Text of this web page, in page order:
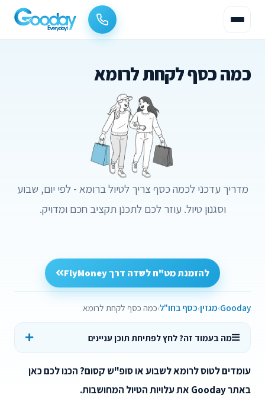
כמה כסף לקחת לרומא
מדריך עדכני לכמה כסף צריך לטיול ברומא - לפי יום, שבוע
וסגנון טיול. עוזר לכם לתכנן תקציב חכם ומדויק.
להזמנת מט"ח לשדה דרך FlyMoney
Gooday מגזין כסף בחו"ל כמה כסף לקחת לרומא
מה בעמוד זה? לחץ לפתיחת תוכן עניינים
עומדים לטוס לרומא לשבוע או סופ"ש קסום? הכנו לכם כאן
באתר Gooday את עלויות הטיול המחושבות.